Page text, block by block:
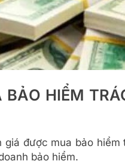
BẢO HIỂM
giá được mua bảo
bảo hiểm.